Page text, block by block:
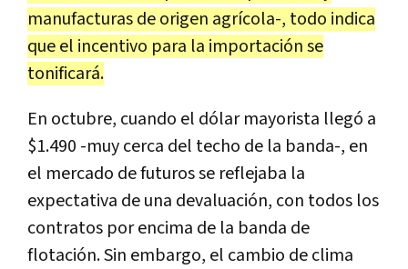
manufacturas de origen agrícola-, todo indica
que el incentivo para la importación se
tonificará.
En octubre, cuando el dólar mayorista llegó a
$1.490 -muy cerca del techo de la banda-, en
el mercado de futuros se reflejaba la
expectativa de una devaluación, con todos los
contratos por encima de la banda de
flotación. Sin embargo, el cambio de clima